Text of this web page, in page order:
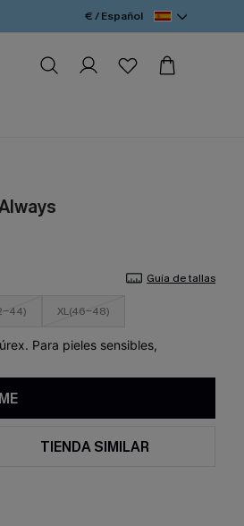
€ / Español
Guía de tallas
44) XL(46-48)
Para pieles sensibles,
TIENDA SIMILAR